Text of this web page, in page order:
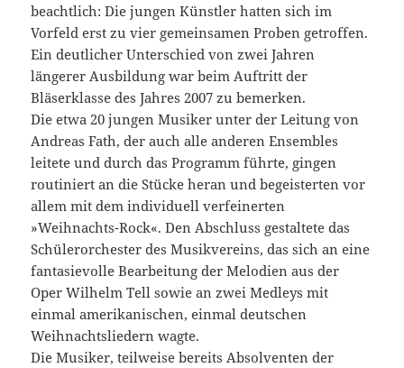
beachtlich: Die jungen Künstler hatten sich im
Vorfeld erst zu vier gemeinsamen Proben getroffen.
Ein deutlicher Unterschied von zwei Jahren
längerer Ausbildung war beim Auftritt der
Bläserklasse des Jahres 2007 zu bemerken.
Die etwa 20 jungen Musiker unter der Leitung von
Andreas Fath, der auch alle anderen Ensembles
leitete und durch das Programm führte, gingen
routiniert an die Stücke heran und begeisterten vor
allem mit dem individuell verfeinerten
»Weihnachts-Rock«. Den Abschluss gestaltete das
Schülerorchester des Musikvereins, das sich an eine
fantasievolle Bearbeitung der Melodien aus der
Oper Wilhelm Tell sowie an zwei Medleys mit
einmal amerikanischen, einmal deutschen
Weihnachtsliedern wagte.
Die Musiker, teilweise bereits Absolventen der